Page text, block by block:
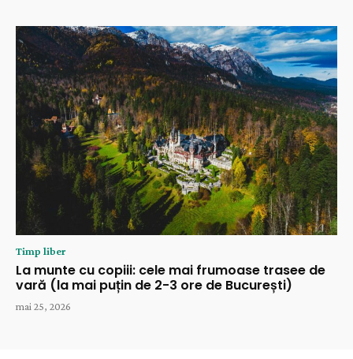
Timp liber
La munte cu copiii: cele mai frumoase trasee de
vară (la mai puțin de 2-3 ore de București)
mai 25, 2026